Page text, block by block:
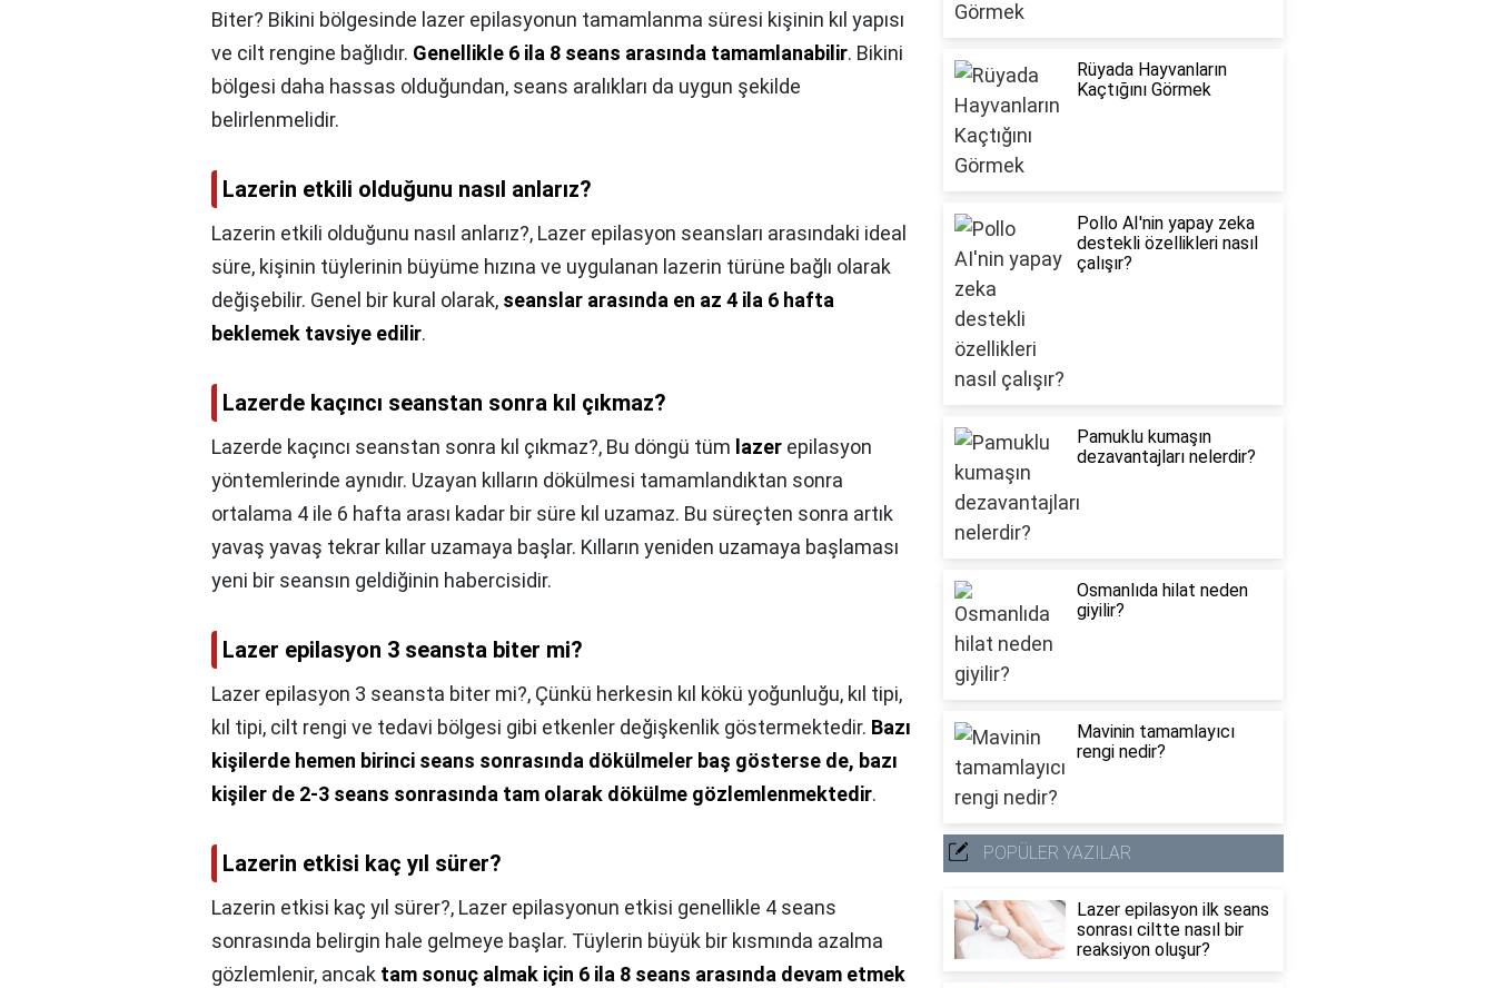
Biter? Bikini bölgesinde lazer epilasyonun tamamlanma süresi kişinin kıl yapısı
ve cilt rengine bağlıdır. Genellikle 6 ila 8 seans arasında tamamlanabilir. Bikini
bölgesi daha hassas olduğundan, seans aralıkları da uygun şekilde
belirlenmelidir.
Lazerin etkili olduğunu nasıl anlarız?
Lazerin etkili olduğunu nasıl anlarız?, Lazer epilasyon seansları arasındaki ideal
süre, kişinin tüylerinin büyüme hızına ve uygulanan lazerin türüne bağlı olarak
değişebilir. Genel bir kural olarak, seanslar arasında en az 4 ila 6 hafta
beklemek tavsiye edilir.
Lazerde kaçıncı seanstan sonra kıl çıkmaz?
Lazerde kaçıncı seanstan sonra kıl çıkmaz?, Bu döngü tüm lazer epilasyon
yöntemlerinde aynıdır. Uzayan kılların dökülmesi tamamlandıktan sonra
ortalama 4 ile 6 hafta arası kadar bir süre kıl uzamaz. Bu süreçten sonra artık
yavaş yavaş tekrar kıllar uzamaya başlar. Kılların yeniden uzamaya başlaması
yeni bir seansın geldiğinin habercisidir.
Lazer epilasyon 3 seansta biter mi?
Lazer epilasyon 3 seansta biter mi?, Çünkü herkesin kıl kökü yoğunluğu, kıl tipi,
kıl tipi, cilt rengi ve tedavi bölgesi gibi etkenler değişkenlik göstermektedir. Bazı
kişilerde hemen birinci seans sonrasında dökülmeler baş gösterse de, bazı
kişiler de 2-3 seans sonrasında tam olarak dökülme gözlemlenmektedir.
Lazerin etkisi kaç yıl sürer?
Lazerin etkisi kaç yıl sürer?, Lazer epilasyonun etkisi genellikle 4 seans
sonrasında belirgin hale gelmeye başlar. Tüylerin büyük bir kısmında azalma
gözlemlenir, ancak tam sonuç almak için 6 ila 8 seans arasında devam etmek
Rüyada Hayvanların
Kaçtığını Görmek
Pollo AI'nin yapay zeka
destekli özellikleri nasıl
çalışır?
Pamuklu kumaşın
dezavantajları nelerdir?
Osmanlıda hilat neden
giyilir?
Mavinin tamamlayıcı
rengi nedir?
POPÜLER YAZILAR
Lazer epilasyon ilk seans
sonrası ciltte nasıl bir
reaksiyon oluşur?